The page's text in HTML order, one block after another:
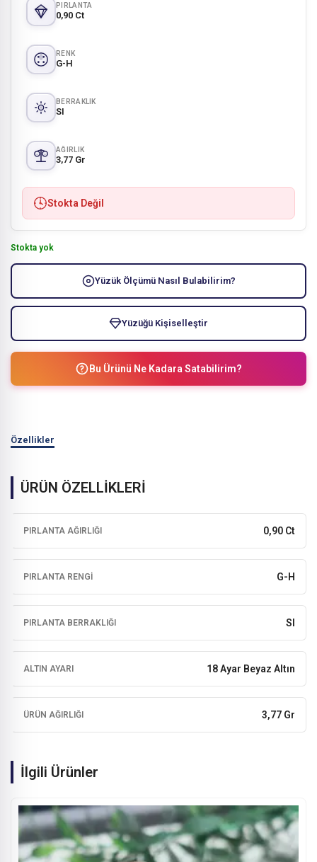
PIRLANTA
0,90 Ct
RENK
G-H
BERRAKLIK
SI
AĞIRLIK
3,77 Gr
Stokta Değil
Stokta yok
Yüzük Ölçümü Nasıl Bulabilirim?
Yüzüğü Kişiselleştir
Bu Ürünü Ne Kadara Satabilirim?
Özellikler
ÜRÜN ÖZELLİKLERİ
PIRLANTA AĞIRLIĞI 0,90 Ct
PIRLANTA RENGI G-H
PIRLANTA BERRAKLIĞI SI
ALTIN AYARI 18 Ayar Beyaz Altın
ÜRÜN AĞIRLIĞI 3,77 Gr
İlgili Ürünler